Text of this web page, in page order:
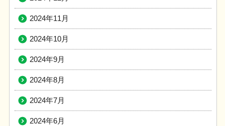
2024年11月
2024年10月
2024年9月
2024年8月
2024年7月
2024年6月